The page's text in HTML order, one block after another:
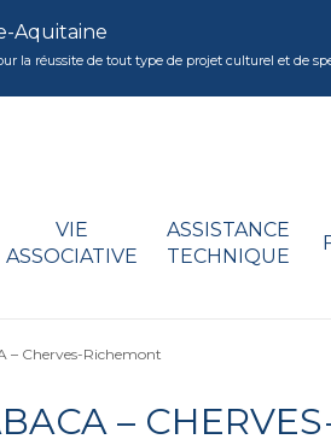
Aquitaine
la réussite de tout type de projet culturel et de
VIE
ASSOCIATIVE
ASSISTANCE
TECHNIQUE
– Cherves-Richemont
–